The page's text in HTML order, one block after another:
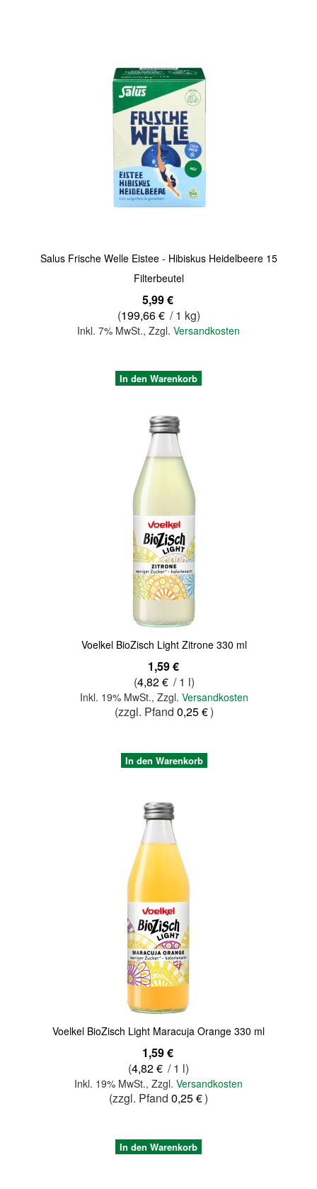
Salus Frische Welle Eistee - Hibiskus Heidelbeere 15
Filterbeutel
5,99 €
(199,66 € / 1 kg)
Inkl. 7% MwSt., Zzgl. Versandkosten
In den Warenkorb
Voelkel BioZisch Light Zitrone 330 ml
1,59 €
(4,82 € / 1 l)
Inkl. 19% MwSt.,Zzgl.Versandkosten
(zzgl. Pfand0,25 €)
In den Warenkorb
Voelkel BioZisch Light Maracuja Orange 330 ml
1,59 €
(4,82 € / 1 l)
Inkl. 19% MwSt., Zzgl. Versandkosten
(zzgl. Pfand 0,25 €)
In den Warenkorb